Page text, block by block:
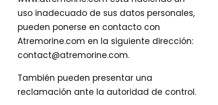
uso inadecuado de sus datos personales,
pueden ponerse en contacto con
Atremorine.com en la siguiente dirección:
contact@atremorine.com.
También pueden presentar una
reclamación ante la autoridad de control.